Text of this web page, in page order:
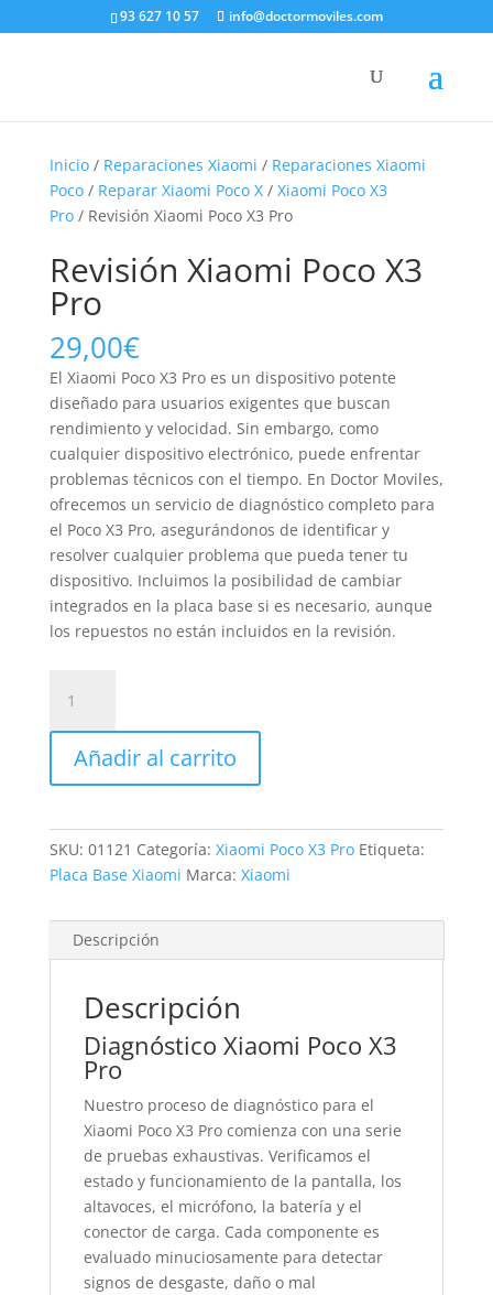
93 627 10 57 info@doctormoviles.com
Inicio/ Reparaciones Xiaomi / Reparaciones Xiaomi
Poco/ Reparar Xiaomi Poco X/ Xiaomi Poco X3
Pro/ Revisión Xiaomi Poco X3 Pro
Revisión Xiaomi Poco X3
Pro
29,00€
El Xiaomi Poco X3 Pro es un dispositivo potente
diseñado para usuarios exigentes que buscan
rendimiento y velocidad. Sin embargo, como
cualquier dispositivo electrónico, puede enfrentar
problemas técnicos con el tiempo. En Doctor Moviles,
ofrecemos un servicio de diagnóstico completo para
el Poco X3 Pro, asegurándonos de identificar y
resolver cualquier problema que pueda tener tu
dispositivo. Incluimos la posibilidad de cambiar
integrados en la placa base si es necesario, aunque
los repuestos no están incluidos en la revisión.
Xiaomi
Poco
Pro
Añadir al carrito
SKU: 01121 Categoría: Xiaomi Poco X3 Pro Etiqueta:
Placa Base Xiaomi Marca: Xiaomi
Descripción
Descripción
Diagnóstico Xiaomi Poco X3
Pro
Nuestro proceso de diagnóstico para el
Xiaomi Poco X3 Pro comienza con una serie
de pruebas exhaustivas. Verificamos el
estado y funcionamiento de la pantalla, los
altavoces, el micrófono, la batería y el
conector de carga. Cada componente es
evaluado minuciosamente para detectar
signos de desgaste, daño o mal